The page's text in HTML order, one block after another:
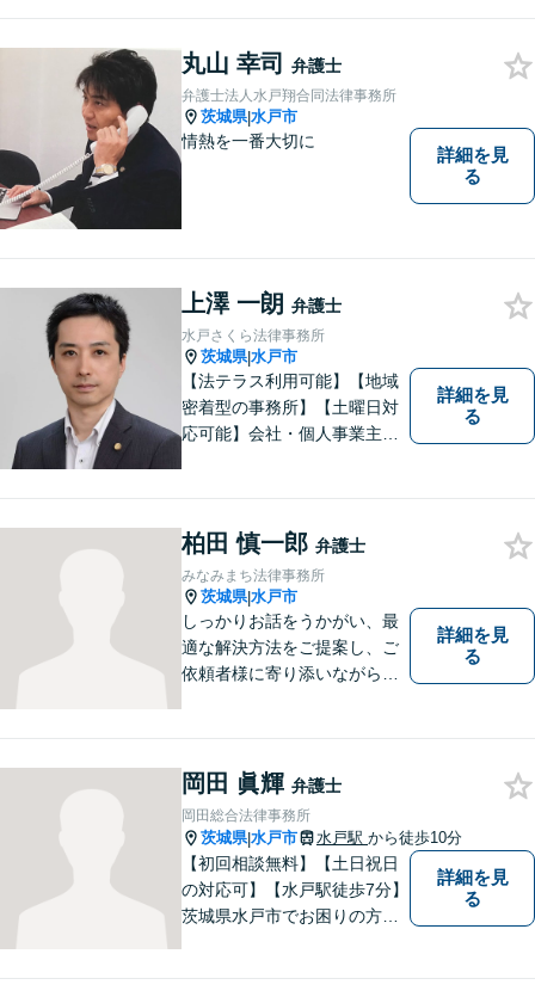
丸山 幸司 弁護士
弁護士法人水戸翔合同法律事務所
茨城県|水戸市
情熱を一番大切に
詳細を見
る
上澤 一朗 弁護士
水戸さくら法律事務所
茨城県|水戸市
【法テラス利用可能】【地域
密着型の事務所】【土曜日対
応可能】会社・個人事業主の
済などに対応しております。
お気軽にご相談ください。
詳細を見
る
柏田 慎一郎 弁護士
みなみまち法律事務所
茨城県|水戸市
しっかりお話をうかがい、最
適な解決方法をご提案し、ご
依頼者様に寄り添いながら全
詳細を見
る
岡田 眞輝 弁護士
岡田総合法律事務所
茨城県|水戸市 水戸駅 から徒歩10分
【初回相談無料】【土日祝日
の対応可】【水戸駅徒歩7分】
茨城県水戸市でお困りの方
詳細を見
る